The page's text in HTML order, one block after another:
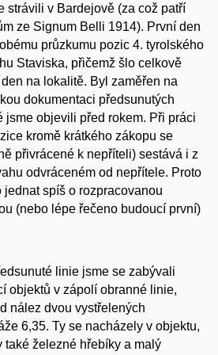
strávili v Bardejově (za což patří
ze Signum Belli 1914). První den
průzkumu pozic 4. tyrolského
Staviska, přičemž šlo celkově
na lokalitě. Byl zaměřen na
dokumentaci předsunutých
jsme objevili před rokem. Při práci
kromě krátkého zákopu se
přivrácené k nepříteli) sestává i z
odvráceném od nepřítele. Proto
jednat spíš o rozpracovanou
(nebo lépe řečeno budoucí první)
linie jsme se zabývali
objektů v zápolí obranné linie,
nález dvou vystřelených
6,35. Ty se nacházely v objektu,
také železné hřebíky a malý